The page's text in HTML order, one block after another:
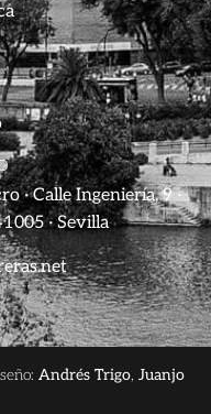
· Calle Ingeniería, 9 ·
· Sevilla
Andrés Trigo, Juanjo